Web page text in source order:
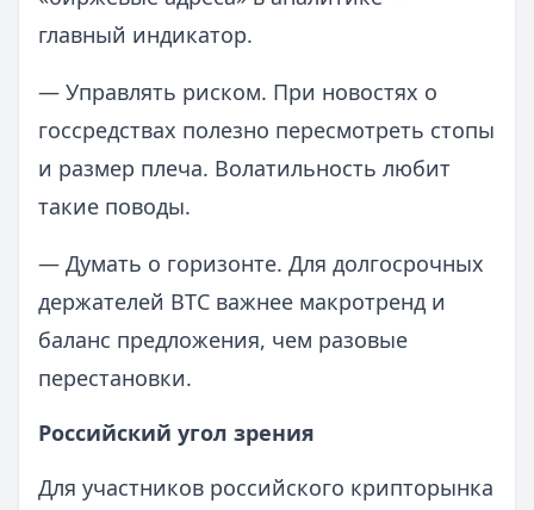
главный индикатор.
— Управлять риском. При новостях о
госсредствах полезно пересмотреть стопы
и размер плеча. Волатильность любит
такие поводы.
— Думать о горизонте. Для долгосрочных
держателей BTC важнее макротренд и
баланс предложения, чем разовые
перестановки.
Российский угол зрения
Для участников российского крипторынка